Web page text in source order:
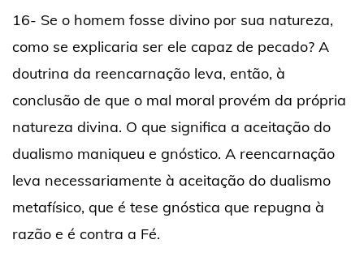
16- Se o homem fosse divino por sua natureza,
como se explicaria ser ele capaz de pecado? A
doutrina da reencarnação leva, então, à
conclusão de que o mal moral provém da própria
natureza divina. O que significa a aceitação do
dualismo maniqueu e gnóstico. A reencarnação
leva necessariamente à aceitação do dualismo
metafísico, que é tese gnóstica que repugna à
razão e é contra a Fé.